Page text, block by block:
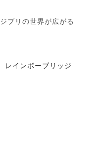
ジブリの世界が広がる
レインボーブリッジ